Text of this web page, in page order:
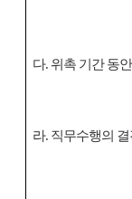
다. 위촉 기간 동
라. 직무수행의